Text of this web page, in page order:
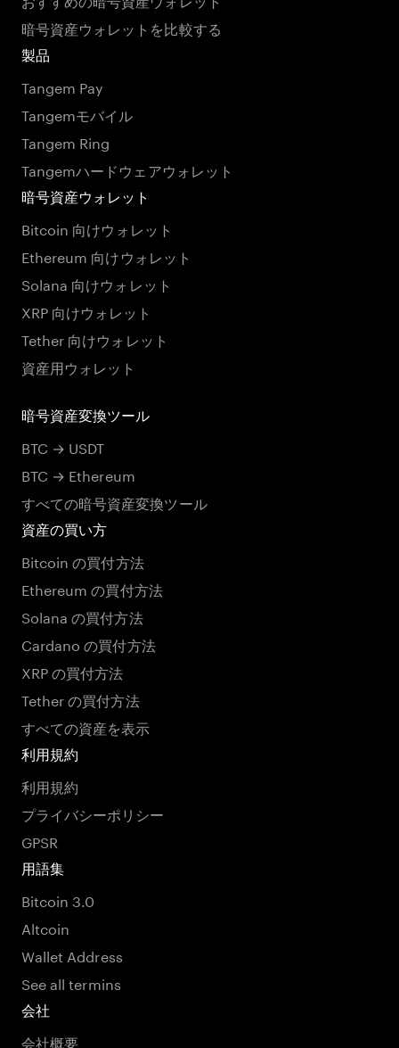
暗号資産ウォレットを比較する
製品
Tangem Pay
Tangemモバイル
Tangem Ring
Tangemハードウェアウォレット
暗号資産ウォレット
Bitcoin 向けウォレット
Ethereum 向けウォレット
Solana 向けウォレット
XRP 向けウォレット
Tether 向けウォレット
資産用ウォレット
暗号資産変換ツール
BTC → USDT
BTC → Ethereum
すべての暗号資産変換ツール
資産の買い方
Bitcoin の買付方法
Ethereum の買付方法
Solana の買付方法
Cardano の買付方法
XRP の買付方法
Tether の買付方法
すべての資産を表示
利用規約
利用規約
プライバシーポリシー
GPSR
用語集
Bitcoin 3.0
Altcoin
Wallet Address
See all termins
会社
会社概要